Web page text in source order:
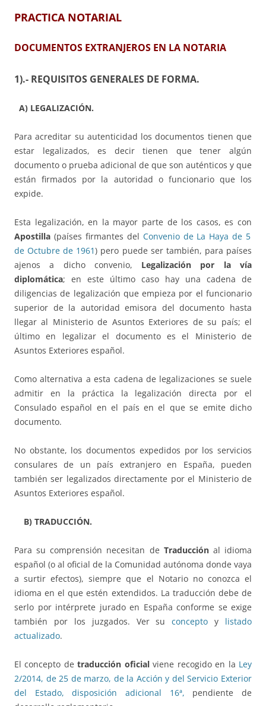
PRACTICA NOTARIAL
DOCUMENTOS EXTRANJEROS EN LA NOTARIA
1).- REQUISITOS GENERALES DE FORMA.
A) LEGALIZACIÓN.
Para acreditar su autenticidad los documentos tienen que
estar legalizados, es decir tienen que tener algún
documento o prueba adicional de que son auténticos y que
están firmados por la autoridad o funcionario que los
expide.
Esta legalización, en la mayor parte de los casos, es con
Apostilla (países firmantes del Convenio de La Haya de 5
de Octubre de 1961) pero puede ser también, para países
ajenos a dicho convenio, Legalización por la vía
diplomática; en este último caso hay una cadena de
diligencias de legalización que empieza por el funcionario
superior de la autoridad emisora del documento hasta
llegar al Ministerio de Asuntos Exteriores de su país; el
último en legalizar el documento es el Ministerio de
Asuntos Exteriores español.
Como alternativa a esta cadena de legalizaciones se suele
admitir en la práctica la legalización directa por el
Consulado español en el país en el que se emite dicho
documento.
No obstante, los documentos expedidos por los servicios
consulares de un país extranjero en España, pueden
también ser legalizados directamente por el Ministerio de
Asuntos Exteriores español.
B) TRADUCCIÓN.
Para su comprensión necesitan de Traducción al idioma
español (o al oficial de la Comunidad autónoma donde vaya
a surtir efectos), siempre que el Notario no conozca el
idioma en el que estén extendidos. La traducción debe de
serlo por intérprete jurado en España conforme se exige
también por los juzgados. Ver suconcepto y listado
actualizado.
El concepto detraducción oficialviene recogido en la Ley
2/2014, de 25 de marzo, de la Acción y del Servicio Exterior
del Estado, disposición adicional 16ª, pendiente de